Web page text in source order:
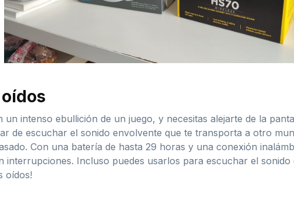
un intenso ebullición de un juego, y necesitas alejarte de la
de escuchar el sonido envolvente que te transporta a otro
Con una batería de hasta 29 horas y una conexión
interrupciones. Incluso puedes usarlos para escuchar el sonido
oídos!